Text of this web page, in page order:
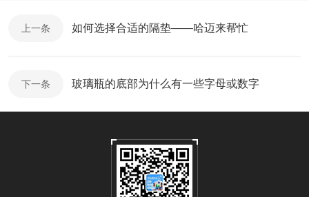
上一条 如何选择合适的隔垫——哈迈来帮忙
下一条 玻璃瓶的底部为什么有一些字母或数字